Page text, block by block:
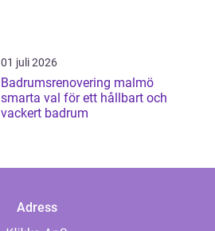
01 juli 2026
Badrumsrenovering malmö
smarta val för ett hållbart och
vackert badrum
Adress